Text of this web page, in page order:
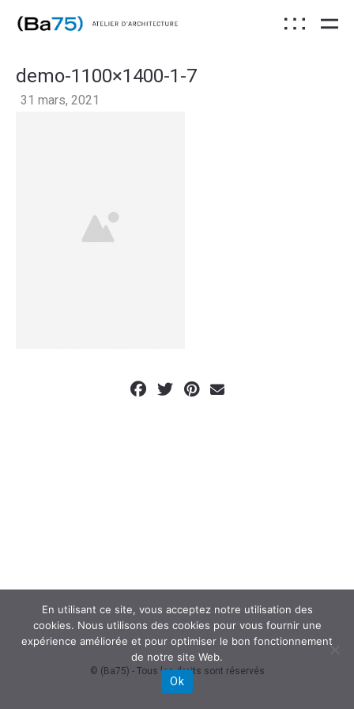
demo-1100×1400-1-7
31 mars, 2021
© (Ba75) - Tous les droits sont réservés
En utilisant ce site, vous acceptez notre utilisation des
cookies. Nous utilisons des cookies pour vous fournir une
expérience améliorée et pour optimiser le bon fonctionnement
de notre site Web.
Ok